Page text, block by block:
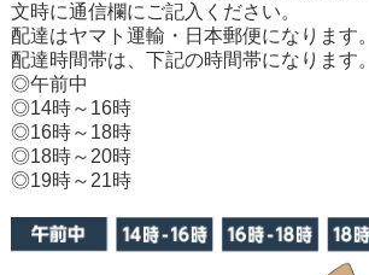
文時に通信欄にご記入ください。
配達はヤマト運輸・日本郵便になります。
配達時間帯は、下記の時間帯になります。
◎午前中
◎14時～16時
◎16時～18時
◎18時～20時
◎19時～21時